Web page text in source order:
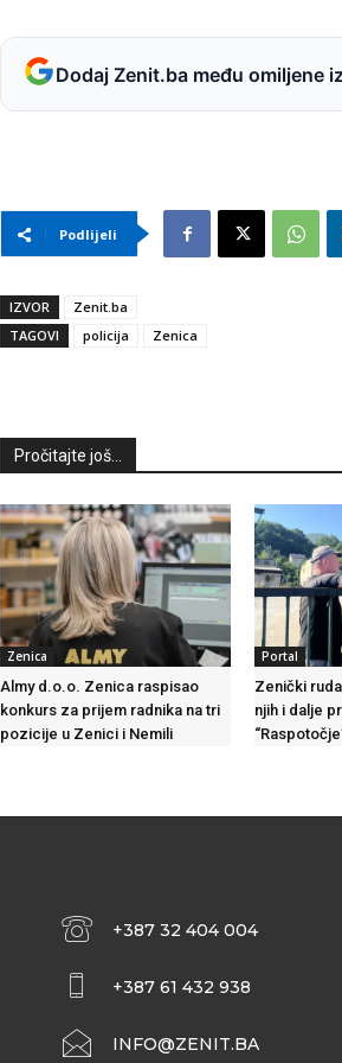
Dodaj Zenit.ba među omiljene
Podlijeli
IZVOR
Zenit.ba
TAGOVI
policija Zenica
Pročitajte još...
Zenica
Almy d.o.o. Zenica raspisao
konkurs za prijem radnika na tri
pozicije u Zenici i Nemili
Portal
Zenički
njih i dalje
+387 32 404 004
+387 61 432 938
INFO@ZENIT.BA